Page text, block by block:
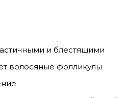
и блестящими
волосяные фолликулы